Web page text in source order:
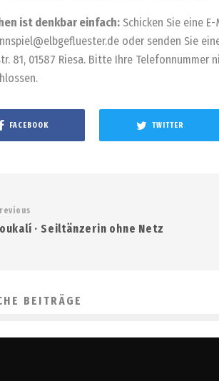
ist denkbar einfach: Schicken Sie eine
oder senden Sie
81, 01587 Riesa. Bitte Ihre Telefonnummer
FACEBOOK TWITTER
· Seiltänzerin ohne Netz
BEITRÄGE